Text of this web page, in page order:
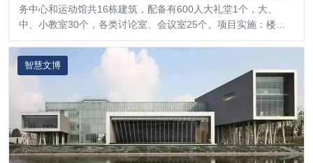
务中心和运动馆共16栋建筑，配备有600人大礼堂1个，大、
中、小教室30个，各类讨论室、会议室25个。项目实施：楼宇
自控、能耗监测
智慧文博